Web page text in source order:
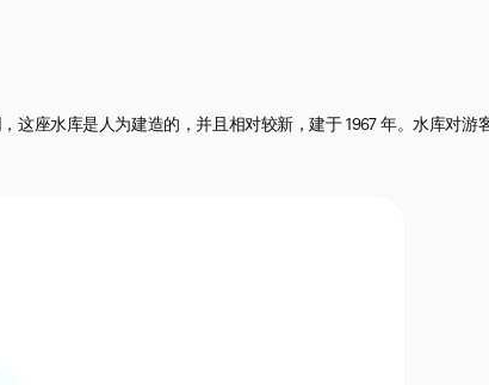
这座水库是人为建造的，并且相对较新，建于 1967 年。水库对游